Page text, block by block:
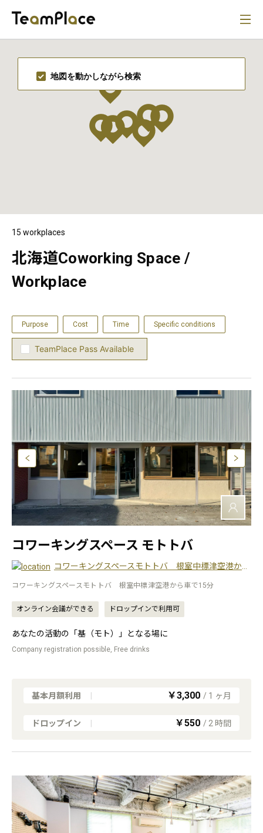
15 workplaces
北海道Coworking Space /
Workplace
Purpose Cost Time Specific conditions
TeamPlace Pass Available
コワーキングスペース モトトバ
コワーキングスペースモトトバ 根室中標津空港から車で15分
コワーキングスペースモトトバ 根室中標津空港から車で15分
オンライン会議ができる ドロップインで利用可
あなたの活動の「基（モト）」となる場に
Company registration possible, Free drinks
基本月額利用 ￥3,300 / 1 ヶ月
ドロップイン ￥550 / 2 時間
地図を動かしながら検索